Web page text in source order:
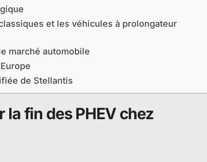
et les véhicules à prolongateur
marché automobile
de Stellantis
fin des PHEV chez